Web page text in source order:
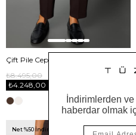
Çift Pile Cepli Pantolon
₺4.248,00
₺8.495,00
Net %50 İndirim!